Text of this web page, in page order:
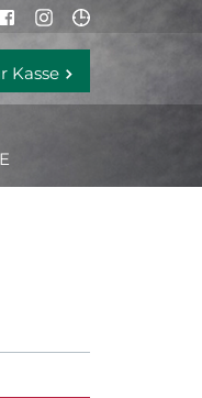
Kasse